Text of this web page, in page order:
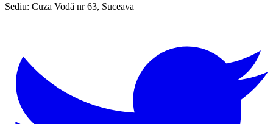
Sediu: Cuza Vodă nr 63, Suceava